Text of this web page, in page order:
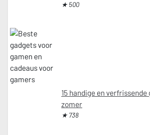
★ 500
15 handige en
zomer
★ 738